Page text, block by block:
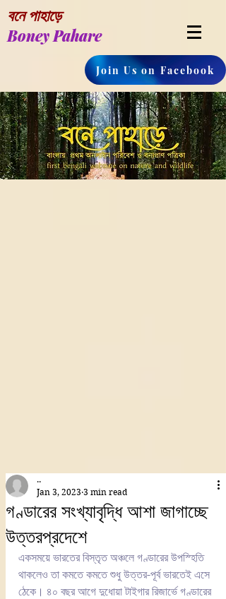
বনে পাহাড়ে
Boney Pahare
Join Us on Facebook
গণ্ডারের সংখ্যাবৃদ্ধি আশা জাগাচ্ছে
উত্তরপ্রদেশে
..
Jan 3, 2023 3 min read
একসময়ে ভারতের বিস্তৃত অঞ্চলে গণ্ডারের উপস্হিতি
থাকলেও তা কমতে কমতে শুধু উত্তর-পূর্ব ভারতেই এসে
ঠেকে। ৪০ বছর আগে দুধোয়া টাইগার রিজার্ভে গণ্ডারের